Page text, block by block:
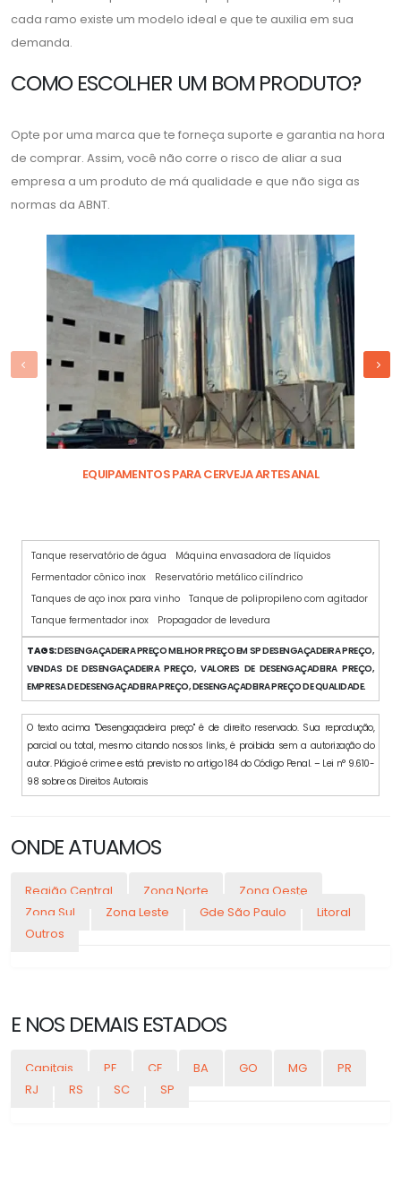
cada ramo existe um modelo ideal e que te auxilia em sua
demanda.
COMO ESCOLHER UM BOM PRODUTO?
Opte por uma marca que te forneça suporte e garantia na hora
de comprar. Assim, você não corre o risco de aliar a sua
empresa a um produto de má qualidade e que não siga as
normas da ABNT.
EQUIPAMENTOS PARA CERVEJA ARTESANAL
Tanque reservatório de água
Máquina envasadora de líquidos
Fermentador cônico inox
Reservatório metálico cilíndrico
Tanques de aço inox para vinho
Tanque de polipropileno com agitador
Tanque fermentador inox
Propagador de levedura
TAGS:DESENGAÇADEIRA PREÇO MELHOR PREÇO EM SP DESENGAÇADEIRA PREÇO,
VENDAS DE DESENGAÇADEIRA PREÇO, VALORES DE DESENGAÇADEIRA PREÇO,
EMPRESA DE DESENGAÇADEIRA PREÇO, DESENGAÇADEIRA PREÇO DE QUALIDADE.
O texto acima "Desengaçadeira preço" é de direito reservado. Sua reprodução,
parcial ou total, mesmo citando nossos links, é proibida sem a autorização do
autor. Plágio é crime e está previsto no artigo 184 do Código Penal. – Lei n° 9.610-
98 sobre os Direitos Autorais
ONDE ATUAMOS
Região Central Zona Norte
Zona Oeste
Zona Sul
Zona Leste Gde São Paulo
Litoral
Outros
E NOS DEMAIS ESTADOS
Capitais PE CE BA GO MG
PR
RJ
RS SC SP